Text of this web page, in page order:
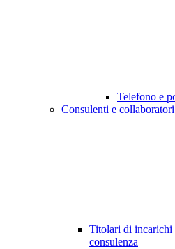
Telefono e
Consulenti e collaboratori
Titolari di incarichi
consulenza